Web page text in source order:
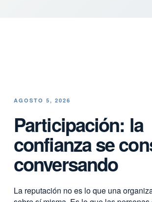
AGOSTO 5, 2026
Participación: la
confianza se
conversando
La reputación no es lo que una